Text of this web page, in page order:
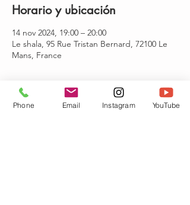
Horario y ubicación
14 nov 2024, 19:00 – 20:00
Le shala, 95 Rue Tristan Bernard, 72100 Le
Mans, France
Invitados
Phone Email Instagram YouTube